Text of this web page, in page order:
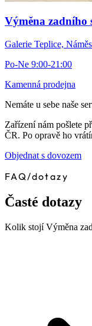
Výměna zadního
Galerie Teplice,
Po-Ne 9:00-21:00
Kamenná prodejna
Nemáte u sebe naše
Zařízení nám pošlete
ČR. Po opravě ho
Objednat s dovozem
FAQ/dotazy
Časté dotazy
Kolik stojí Výměna